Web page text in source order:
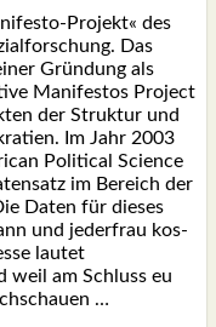
Pro­jekt« des
Das
Grün­dung als
Mani­fest­os Pro­ject
der Struk­tur und
Im Jahr 2003
Poli­ti­cal Sci­ence
im Bereich der
Daten für die­ses
und jeder­frau kos­
lau­tet
am Schluss eu
…